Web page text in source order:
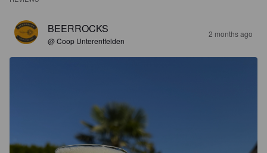
BEERROCKS
@ Coop Unterentfelden
2 months ago